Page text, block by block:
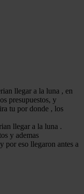
llegar a la luna , en
presupuestos, y
tu por donde , los
llegar a la luna .
y ademas
por eso llegaron antes a